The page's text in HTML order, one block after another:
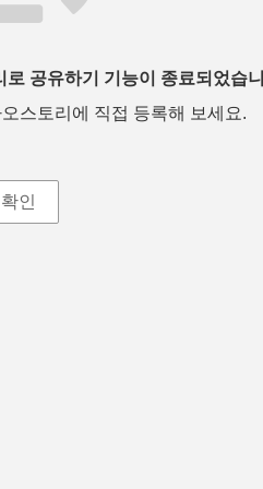
공유하기 기능이 종료되었습
스토리에 직접 등록해 보세요.
확인